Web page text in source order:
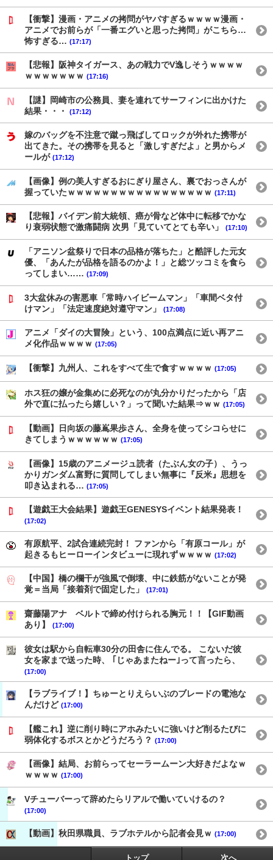
【衝撃】漫画・アニメの拷問がヤバすぎるｗｗｗｗ漫画・
アニメでお前らが「一番エグいと思った拷問」がこちら…
怖すぎる… (17:17)
【悲報】阪神タイガース、あの戦力でV逸しそうｗｗｗｗ
ｗｗｗｗｗｗｗ (17:16)
【謎】岡崎市の公務員、妻を連れてサーフィンに出かけた
結果・・・
(17:12)
嫁のバッグを不注意で蹴っ飛ばしてロックが外れた携帯が
出てきた。その携帯を見ると「激しすぎだよ」と男からメ
ールが (17:12)
【画像】例の美人すぎるおにぎり屋さん、裏でおっさんが
握っていたｗｗｗｗｗｗｗｗｗｗｗｗｗｗｗｗｗ (17:11)
【悲報】バイデン前大統領、癌が骨など体中に転移でかな
り衰弱状態で激痛闘病 次男「見ていてとても辛い」
(17:10)
「アニソン盆祭りで日本の品格が落ちた」と酷評した元女
優、「あんたが品格を語るのかよ！」と総ツッコミを食ら
ってしまい…… (17:09)
3大盆休みの害悪車「常時ハイビームマン」「車間ベタ付
けマン」「法定速度絶対遵守マン」
(17:08)
アニメ「ダイの大冒険」という、100点満点に近い再アニ
メ化作品ｗｗｗｗ (17:05)
【衝撃】九州人、これをすべて生で食すｗｗｗｗ (17:05)
ホス狂の嬢が金集めに必死なのが丸分かりだったから「店
外で直に払ったら嬉しい？」って聞いた結果⇒ｗｗ (17:05)
【動画】日向坂の藤嶌果歩さん、全身を使ってシコらせに
きてしまうｗｗｗｗｗｗ (17:05)
【画像】15歳のアニメージュ読者（たぶん女の子）、うっ
かりガンダム富野に質問してしまい無事に『反米』思想を
叩き込まれる… (17:05)
【遊戯王大会結果】遊戯王GENESYSイベント結果発表！
(17:02)
有原航平、2試合連続完封！ ファンから「有原コール」が
起きるもヒーローインタビューに現れずｗｗｗｗ (17:02)
【中国】橋の欄干が強風で倒壊、中に鉄筋がないことが発
覚＝当局「接着剤で固定した」
(17:01)
齋藤陽アナ ベルトで締め付けられる胸元！！【GIF動画
あり】
(17:00)
彼女は駅から自転車30分の田舎に住んでる。 こないだ彼
女を家まで送った時、 ｢じゃあまたねー｣って言ったら、
(17:00)
【ラブライブ！】ちゅーとりえらいぶのブレードの電池な
んだけど (17:00)
【艦これ】逆に削り時にアホみたいに強いけど削るたびに
弱体化するボスとかどうだろう？ (17:00)
【画像】結局、お前らってセーラームーン大好きだよなｗ
ｗｗｗｗ (17:00)
Vチューバーって辞めたらリアルで働いていけるの？
(17:00)
【動画】秋田県職員、ラブホテルから記者会見ｗ (17:00)
トップ 次へ